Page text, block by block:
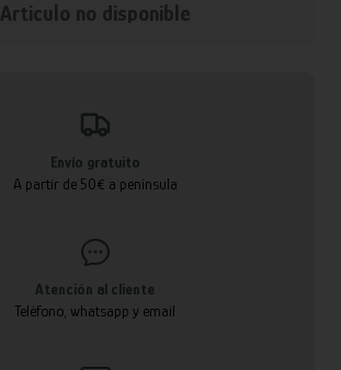
Articulo no disponible
Envío gratuito
A partir de 50€ a península
Atención al cliente
Teléfono, whatsapp y email